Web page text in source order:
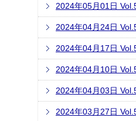
2024年05月01日
2024年04月24日
2024年04月17日
2024年04月10日
2024年04月03日
2024年03月27日